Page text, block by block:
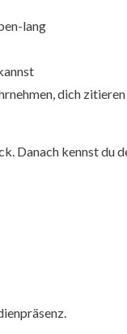
lang
dich zitieren
Danach kennst du